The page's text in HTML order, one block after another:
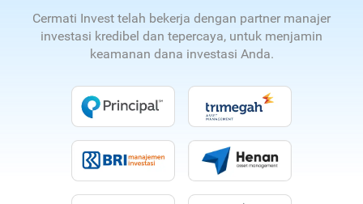
Cermati Invest telah bekerja dengan partner manajer
investasi kredibel dan tepercaya, untuk menjamin
keamanan dana investasi Anda.